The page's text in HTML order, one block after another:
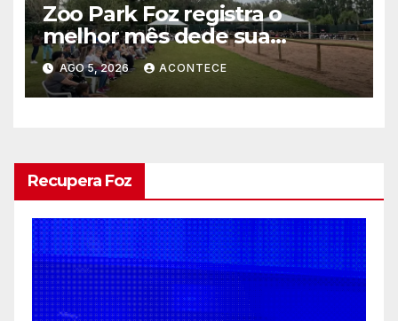
Zoo Park Foz registra o
melhor mês dede sua
inauguração
AGO 5, 2026 ACONTECE
Recupera Foz